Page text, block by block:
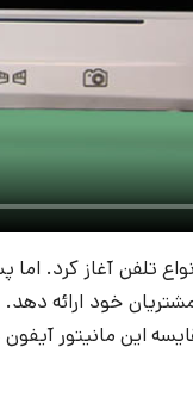
تلفن آغاز کرد.
این مانیتور